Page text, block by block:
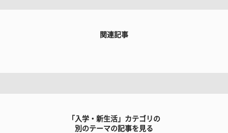
関連記事
「入学・新生活」カテゴリの
別のテーマの記事を見る